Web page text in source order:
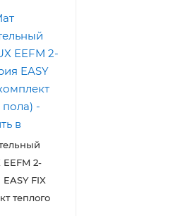
EEFM 2-
FIX
теплого